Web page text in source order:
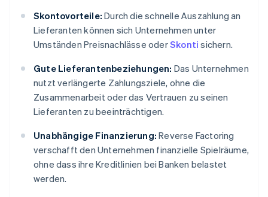
Skontovorteile: Durch die schnelle Auszahlung an
Lieferanten können sich Unternehmen unter
Umständen Preisnachlässe oderSkonti sichern.
Gute Lieferantenbeziehungen: Das Unternehmen
nutzt verlängerte Zahlungsziele, ohne die
Zusammenarbeit oder das Vertrauen zu seinen
Lieferanten zu beeinträchtigen.
Unabhängige Finanzierung: Reverse Factoring
verschafft den Unternehmen finanzielle Spielräume,
ohne dass ihre Kreditlinien bei Banken belastet
werden.